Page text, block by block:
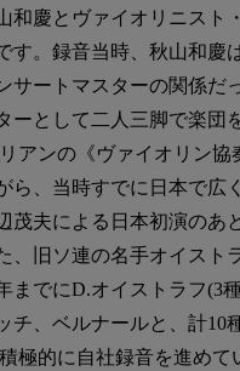
和慶とヴァイオリニス
す。録音当時、秋山和慶
サートマスターの関係だ
ーとして二人三脚で楽団
アンの《ヴァイオリン
ら、当時すでに日本で広
茂夫による日本初演のあ
、旧ソ連の名手オイスト
までにD.オイストラフ(3
チ、ベルナールと、計
極的に自社録音を進め